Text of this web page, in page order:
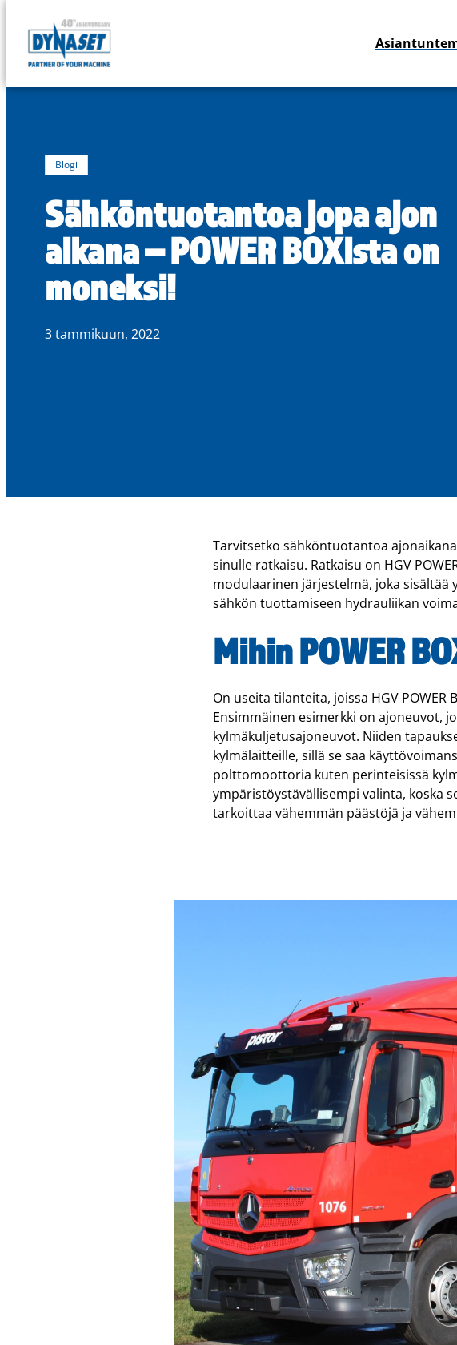
Siirry
DYNASET
Blogi
Sähköntuotantoa jopa ajon
aikana – POWER BOXista on
moneksi!
3 tammikuun, 2022
Tarvitsetko sähköntuotantoa
sinulle ratkaisu. Ratkaisu on HGV
modulaarinen järjestelmä, joka
sähkön tuottamiseen hydrauliikan
Mihin POWER
On useita tilanteita, joissa HGV
Ensimmäinen esimerkki on ajoneuvot,
kylmäkuljetusajoneuvot. Niiden
kylmälaitteille, sillä se saa
polttomoottoria kuten perinteisissä
ympäristöystävällisempi valinta, koska
tarkoittaa vähemmän päästöjä ja